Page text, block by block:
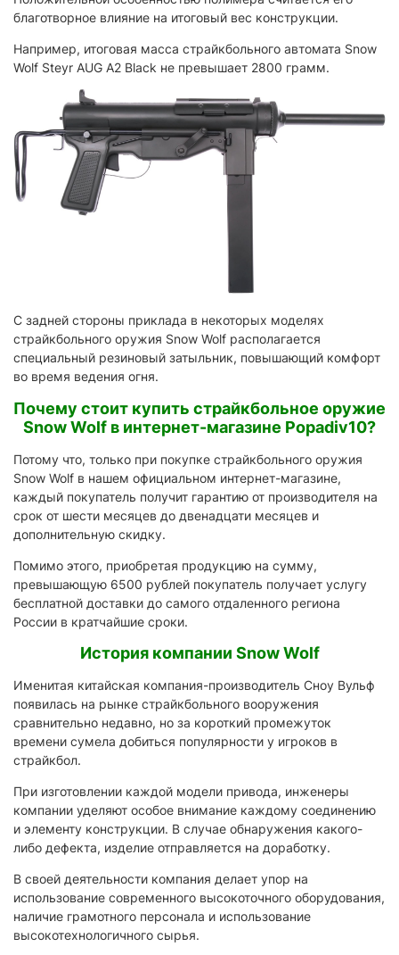
благотворное влияние на итоговый вес конструкции.
Например, итоговая масса страйкбольного автомата Snow
Wolf Steyr AUG A2 Black не превышает 2800 грамм.
С задней стороны приклада в некоторых моделях
страйкбольного оружия Snow Wolf располагается
специальный резиновый затыльник, повышающий комфорт
во время ведения огня.
Почему стоит купить страйкбольное оружие
Snow Wolf в интернет-магазине Popadiv10?
Потому что, только при покупке страйкбольного оружия
Snow Wolf в нашем официальном интернет-магазине,
каждый покупатель получит гарантию от производителя на
срок от шести месяцев до двенадцати месяцев и
дополнительную скидку.
Помимо этого, приобретая продукцию на сумму,
превышающую 6500 рублей покупатель получает услугу
бесплатной доставки до самого отдаленного региона
России в кратчайшие сроки.
История компании Snow Wolf
Именитая китайская компания-производитель Сноу Вульф
появилась на рынке страйкбольного вооружения
сравнительно недавно, но за короткий промежуток
времени сумела добиться популярности у игроков в
страйкбол.
При изготовлении каждой модели привода, инженеры
компании уделяют особое внимание каждому соединению
и элементу конструкции. В случае обнаружения какого-
либо дефекта, изделие отправляется на доработку.
В своей деятельности компания делает упор на
использование современного высокоточного оборудования,
наличие грамотного персонала и использование
высокотехнологичного сырья.